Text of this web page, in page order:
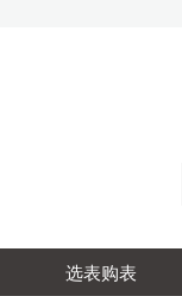
选表购表